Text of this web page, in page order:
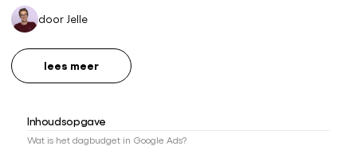
door Jelle
lees meer
Inhoudsopgave
Wat is het dagbudget in Google Ads?